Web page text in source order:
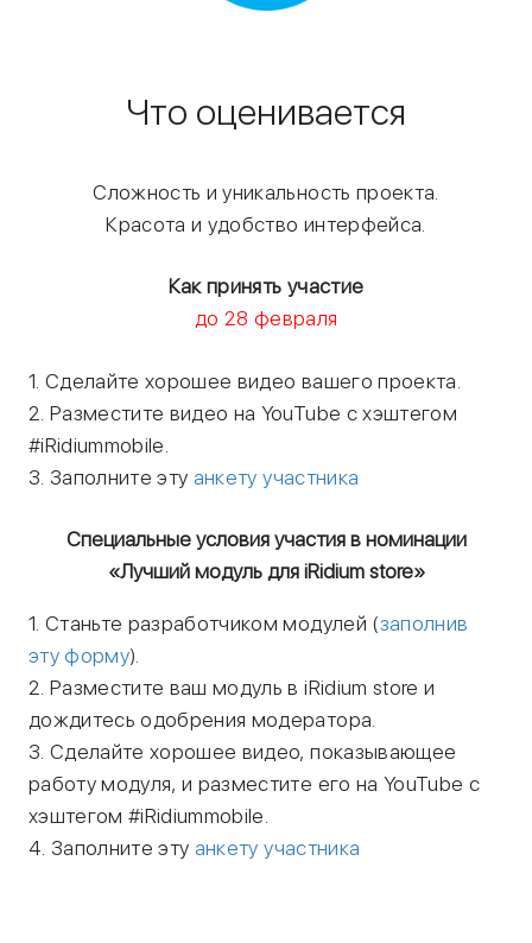
Что оценивается
Cложность и уникальность проекта.
Красота и удобство интерфейса.
Как принять участие
до 28 февраля
1. Сделайте хорошее видео вашего проекта.
2. Разместите видео на YouTube c хэштегом
#iRidiummobile.
3. Заполните эту анкету участника
Специальные условия участия в номинации
«Лучший модуль для iRidium store»
1. Станьте разработчиком модулей (заполнив
эту форму).
2. Разместите ваш модуль в iRidium store и
дождитесь одобрения модератора.
3. Сделайте хорошее видео, показывающее
работу модуля, и разместите его на YouTube c
хэштегом #iRidiummobile.
4. Заполните эту анкету участника